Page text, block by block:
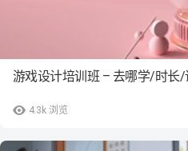
4.3k 浏览
游戏设计培训班 – 去哪学/时长/